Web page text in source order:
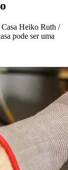
Heiko Ruth /
pode ser uma